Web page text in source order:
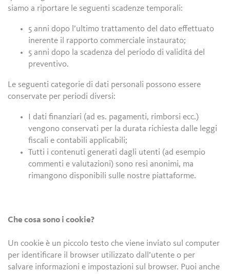
siamo a riportare le seguenti scadenze temporali:
5 anni dopo l’ultimo trattamento del dato effettuato
inerente il rapporto commerciale instaurato;
5 anni dopo la scadenza del periodo di validitá del
preventivo.
Le seguenti categorie di dati personali possono essere
conservate per periodi diversi:
I dati finanziari (ad es. pagamenti, rimborsi ecc.)
vengono conservati per la durata richiesta dalle leggi
fiscali e contabili applicabili;
Tutti i contenuti generati dagli utenti (ad esempio
commenti e valutazioni) sono resi anonimi, ma
rimangono disponibili sulle nostre piattaforme.
Che cosa sono i cookie?
Un cookie è un piccolo testo che viene inviato sul computer
per identificare il browser utilizzato dall’utente o per
salvare informazioni e impostazioni sul browser. Puoi anche